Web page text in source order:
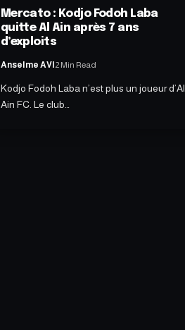
Mercato : Kodjo Fodoh Laba
quitte Al Ain après 7 ans
d’exploits
Anselme AVI2 Min Read
Kodjo Fodoh Laba n’est plus un joueur d’Al
Ain FC. Le club…